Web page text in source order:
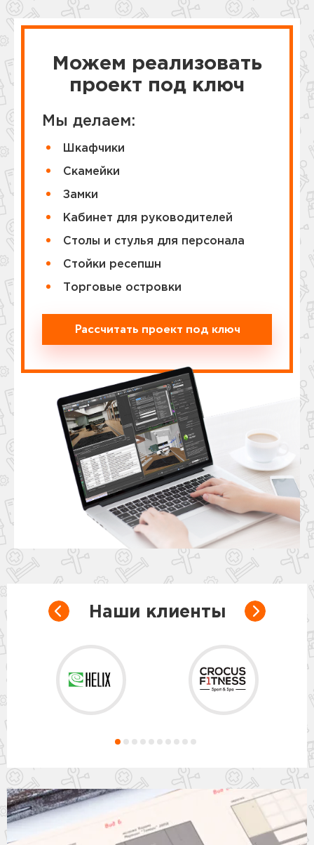
Можем реализовать
проект под ключ
Мы делаем:
Шкафчики
Cкамейки
Замки
Кабинет для руководителей
Столы и стулья для персонала
Стойки ресепшн
Торговые островки
Рассчитать проект под ключ
Наши клиенты